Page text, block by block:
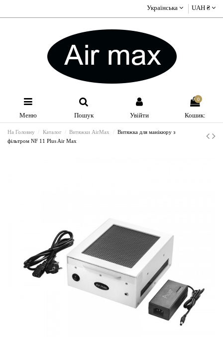
Українська UAH ₴
Меню Пошук Увійти
0
Кошик:
На Головну Каталог Витяжки AirMax
Витяжка для манікюру з
фільтром NF 11 Plus Air Max